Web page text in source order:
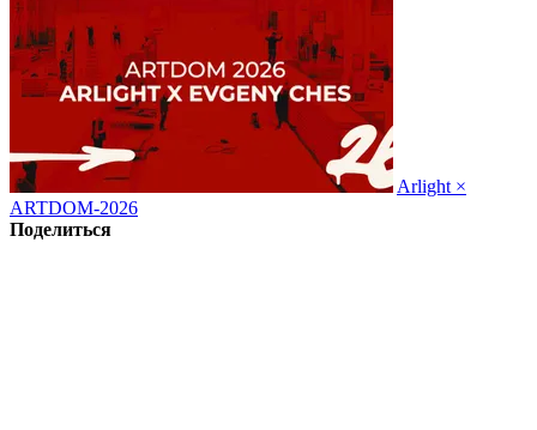
Arlight ×
ARTDOM-2026
Поделиться